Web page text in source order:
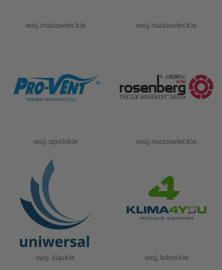
woj. mazowieckie woj. mazowieckie
woj. opolskie woj. mazowieckie
woj. śląskie woj. lubuskie